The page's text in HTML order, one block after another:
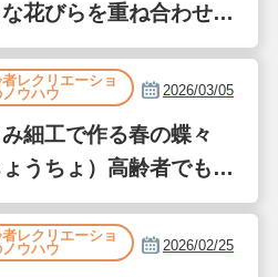
花びらを重ね合わせて
んぽぽ風
レクリエーショ
ウハウ
2026/03/05
細工で作る春の蝶々
ょうちょ）高齢者でも簡
わない工作
レクリエーショ
ウハウ
2026/02/25